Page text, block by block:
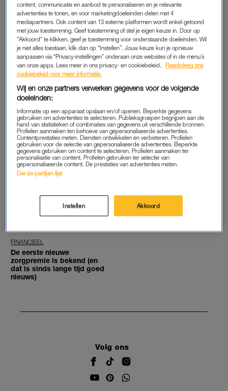
FINANCIEEL
Kabinet bepaalt: op déze
verpakkingen zit binnenkort
ook statiegeld
FINANCIEEL
Moeders raken opgebrand
ziet Sophie van Gool:
'Perfecte ouders bestaan
niet, en wie streeft naar
perfectie schiet per definitie
tekort'
FINANCIEEL
'Deze keer betaal je je verlof
zelf maar': Sophie van Gool
over
zwangerschapsdiscriminatie
Iedereen verdient aan
kinderen behalve de moeder,
'Babyindustrie speelt er
handig op in'
FINANCIEEL
Huis kopen bijna onmogelijk
voor Nederlanders met
'normaal' inkomen
FINANCIEEL
Werknemers zien nettolonen
stijgen: dit betekent het per
sector
Dít ga je komend jaar
betalen aan zorgpremie (en
ja, het valt mee)
Huizenprijzen in tien jaar
bijna verdubbeld: dít bedrag
moet je als alleenstaande
starter gespaard hebben
FINANCIEEL
De eerste nieuwe
zorgpremie is bekend (en
dat is sinds lange tijd goed
nieuws)
Volg ons
content, communicatie en aanbod te personaliseren en je relevante
advertenties te tonen, en voor marketingdoeleinden delen met 4
mediapartners. Ook content van 13 externe platformen wordt enkel getoond
met jouw toestemming. Geef toestemming of stel je eigen keuze in. Door op
"Akkoord" te klikken, geef je toestemming voor onderstaande doeleinden. Wil
je niet alles toestaan, klik dan op “Instellen”. Jouw keuze kun je opnieuw
aanpassen via “Privacy-instellingen” onderaan onze websites of in de menu’s
van onze apps. Lees meer in ons privacy- en cookiebeleid.
Raadpleeg ons
cookiebeleid voor meer informatie.
Wij en onze partners verwerken gegevens voor de volgende
doeleinden:
Informatie op een apparaat opslaan en/of openen. Beperkte gegevens
gebruiken om advertenties te selecteren. Publieksgroepen begrijpen aan de
hand van statistieken of combinaties van gegevens uit verschillende bronnen.
Profielen aanmaken ten behoeve van gepersonaliseerde advertenties.
Contentprestaties meten. Diensten ontwikkelen en verbeteren. Profielen
gebruiken voor de selectie van gepersonaliseerde advertenties. Beperkte
gegevens gebruiken om content te selecteren. Profielen aanmaken ter
personalisatie van content. Profielen gebruiken ter selectie van
gepersonaliseerde content. De prestaties van advertenties meten.
Derde partijen lijst
Instellen Akkoord